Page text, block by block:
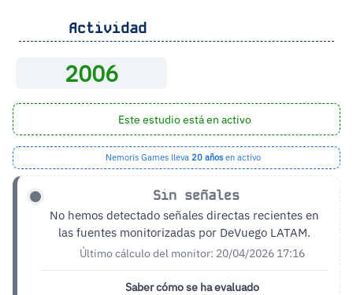
Actividad
2006
Este estudio está en activo
Nemoris Games lleva 20 años en activo
Sin señales
No hemos detectado señales directas recientes en
las fuentes monitorizadas por DeVuego LATAM.
Último cálculo del monitor: 20/04/2026 17:16
Saber cómo se ha evaluado